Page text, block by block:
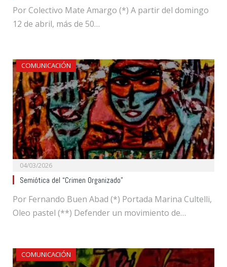
Por Colectivo Mate Amargo (*) A partir del domingo
12 de abril, más de 50…
COMUNICACIÓN
04/03/2026
Semiótica del “Crimen Organizado”
Por Fernando Buen Abad (*) Portada Marina Cultelli,
Oleo pastel (**) Defender un movimiento de…
COMUNICACIÓN